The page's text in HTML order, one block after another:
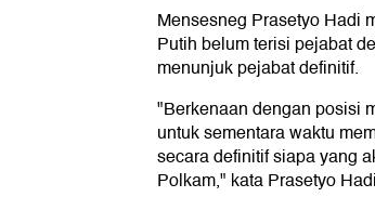
Mensesneg Prasetyo Hadi
Putih belum terisi pejabat
menunjuk pejabat definitif.
"Berkenaan dengan posisi
untuk sementara waktu
secara definitif siapa yang
Polkam," kata Prasetyo